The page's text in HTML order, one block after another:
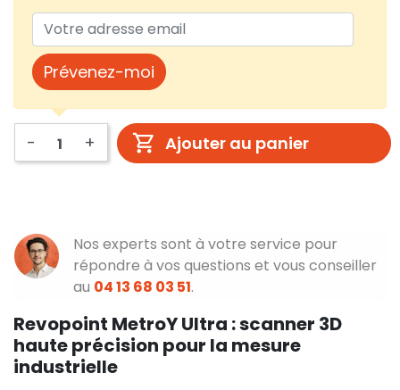
Prévenez-moi
- + Ajouter au panier
Nos experts sont à votre service pour
répondre à vos questions et vous conseiller
au 04 13 68 03 51.
Revopoint MetroY Ultra : scanner 3D
haute précision pour la mesure
industrielle